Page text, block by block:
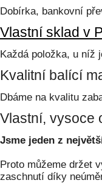
Dobírka, bankovní
Vlastní sklad v
Každá položka, u níž
Kvalitní balící
Dbáme na kvalitu
Vlastní, vysoce
Jsme jeden z
Proto můžeme držet
zaschnutí díky